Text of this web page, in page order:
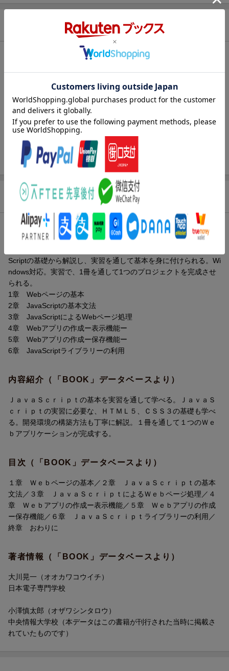
2019年10月30日頃
著者／編集 大川晃一(著) ,
小澤慎太郎
出版社 実教出版
発行形態 単行本
ページ数
ISBN 9784407347784
商品説明
内容紹介（JPROより）
Scriptの基礎から解説し、実習を通して基本を身に付けられる。Wi
ndows対応。実習で、1冊を通して1つのプロジェクトを完成させ
られる。
1章 Webページの基本
2章 JavaScriptの基本文法
3章 JavaScriptによるWebページ処理
4章 Webアプリの作成ー表示機能ー
5章 Webアプリの作成ー保存機能ー
6章 JavaScriptライブラリーの利用
内容紹介（「BOOK」データベースより）
ＪａｖａＳｃｒｉｐｔの基本を実習を通して学べる。ＪａｖａＳ
ｃｒｉｐｔの実習に必要な、ＨＴＭＬ５、ＣＳＳ３の基礎も学べ
る。開発環境の構築方法も丁寧に解説。１冊を通して１つのＷｅ
ｂアプリケーションが完成する。
目次（「BOOK」データベースより）
１章 Ｗｅｂページの基本／２章 ＪａｖａＳｃｒｉｐｔの基本
文法／３章 ＪａｖａＳｃｒｉｐｔによるＷｅｂページ処理／４
章 Ｗｅｂアプリの作成ー表示機能／５章 Ｗｅｂアプリの作成
ー保存機能／６章 ＪａｖａＳｃｒｉｐｔライブラリーの利用／
終章 おわりに
著者情報（「BOOK」データベースより）
大川晃一（オオカワコウイチ）
日本電子専門学校
小澤慎太郎（オザワシンタロウ）
中央情報大学校（本データはこの書籍が刊行された当時に掲載さ
れていたものです）